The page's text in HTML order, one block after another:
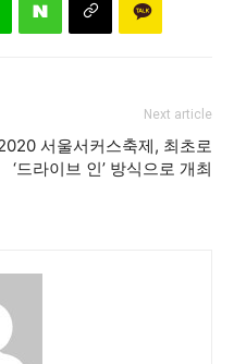
Next article
서울서커스축제, 최초로
‘드라이브 인’ 방식으로 개최